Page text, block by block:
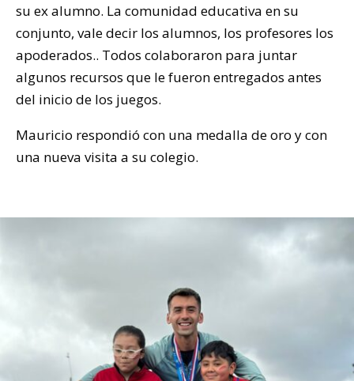
su ex alumno. La comunidad educativa en su
conjunto, vale decir los alumnos, los profesores los
apoderados.. Todos colaboraron para juntar
algunos recursos que le fueron entregados antes
del inicio de los juegos.
Mauricio respondió con una medalla de oro y con
una nueva visita a su colegio.